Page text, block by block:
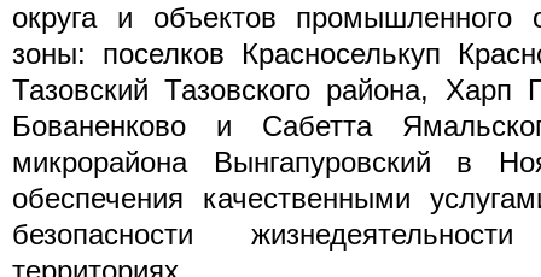
округа и объектов промышленного
зоны: поселков Красноселькуп
Тазовский Тазовского района, Харп
Бованенково и Сабетта
микрорайона Вынгапуровский в
обеспечения качественными
безопасности
территориях.